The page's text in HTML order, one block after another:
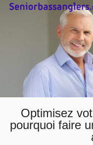
Optimisez
pourquoi faire